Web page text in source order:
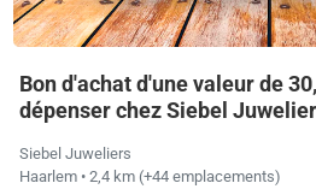
Bon d'achat d'une valeur de
dépenser chez Siebel
Siebel Juweliers
Haarlem • 2,4 km (+44 emplacements)